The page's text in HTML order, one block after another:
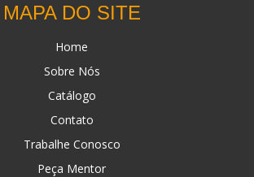
MAPA DO SITE
Home
Sobre Nós
Catálogo
Contato
Trabalhe Conosco
Peça Mentor